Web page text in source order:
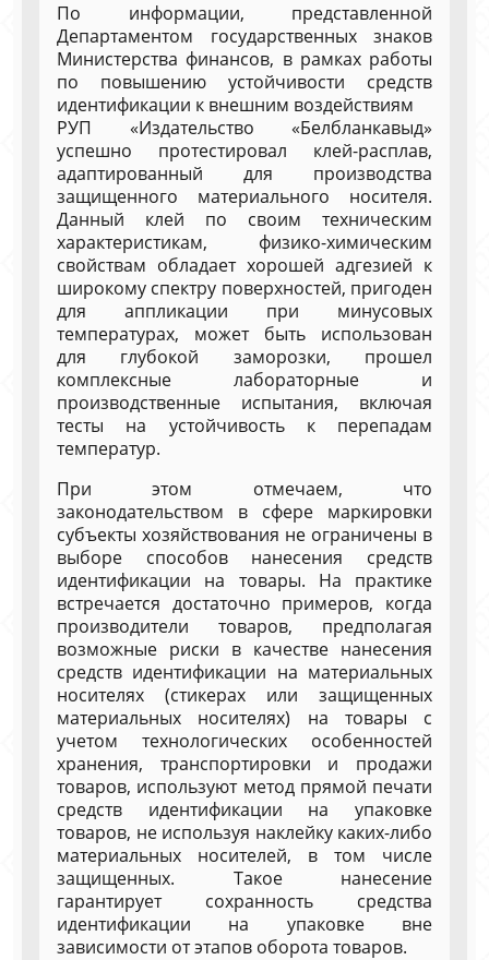
По информации, представленной
Департаментом государственных знаков
Министерства финансов, в рамках работы
по повышению устойчивости средств
идентификации к внешним воздействиям
РУП «Издательство «Белбланкавыд»
успешно протестировал клей-расплав,
адаптированный для производства
защищенного материального носителя.
Данный клей по своим техническим
характеристикам, физико-химическим
свойствам обладает хорошей адгезией к
широкому спектру поверхностей, пригоден
для аппликации при минусовых
температурах, может быть использован
для глубокой заморозки, прошел
комплексные лабораторные и
производственные испытания, включая
тесты на устойчивость к перепадам
температур.
При этом отмечаем, что
законодательством в сфере маркировки
субъекты хозяйствования не ограничены в
выборе способов нанесения средств
идентификации на товары. На практике
встречается достаточно примеров, когда
производители товаров, предполагая
возможные риски в качестве нанесения
средств идентификации на материальных
носителях (стикерах или защищенных
материальных носителях) на товары с
учетом технологических особенностей
хранения, транспортировки и продажи
товаров, используют метод прямой печати
средств идентификации на упаковке
товаров, не используя наклейку каких-либо
материальных носителей, в том числе
защищенных. Такое нанесение
гарантирует сохранность средства
идентификации на упаковке вне
зависимости от этапов оборота товаров.